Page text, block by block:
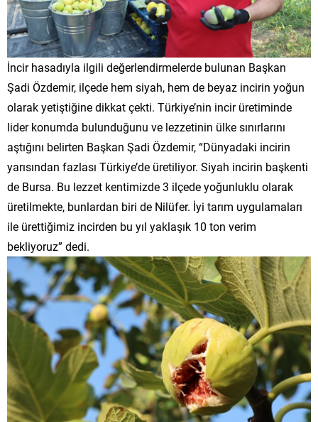
​İncir hasadıyla ilgili değerlendirmelerde bulunan Başkan
Şadi Özdemir, ilçede hem siyah, hem de beyaz incirin yoğun
olarak yetiştiğine dikkat çekti. Türkiye’nin incir üretiminde
lider konumda bulunduğunu ve lezzetinin ülke sınırlarını
aştığını belirten Başkan Şadi Özdemir, “Dünyadaki incirin
yarısından fazlası Türkiye’de üretiliyor. Siyah incirin başkenti
de Bursa. Bu lezzet kentimizde 3 ilçede yoğunluklu olarak
üretilmekte, bunlardan biri de Nilüfer. İyi tarım uygulamaları
ile ürettiğimiz incirden bu yıl yaklaşık 10 ton verim
bekliyoruz” dedi.